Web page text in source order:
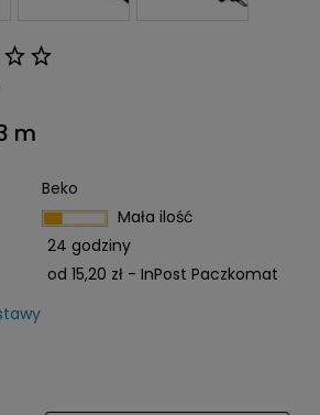
m
Beko
Mała ilość
24 godziny
od 15,20 zł - InPost Paczkomat
kosztów płatności